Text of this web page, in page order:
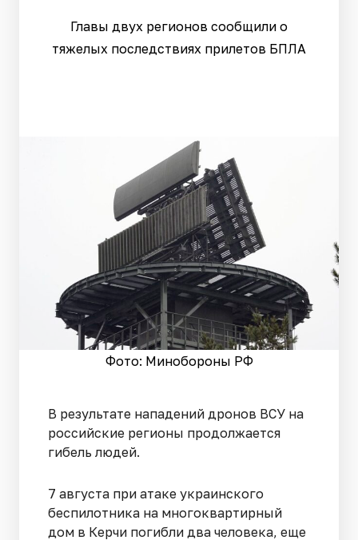
Главы двух регионов сообщили о
тяжелых последствиях прилетов БПЛА
Фото: Минобороны РФ
В результате нападений дронов ВСУ на
российские регионы продолжается
гибель людей.
7 августа при атаке украинского
беспилотника на многоквартирный
дом в Керчи погибли два человека, еще